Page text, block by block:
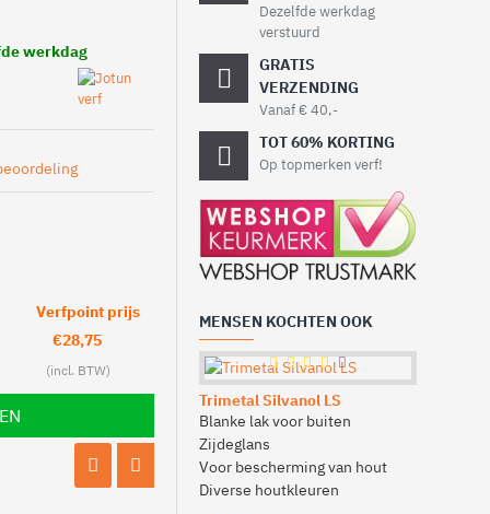
werkdag
Verfpoint prijs
€28,75
Dezelfde werkdag
verstuurd
GRATIS
VERZENDING
Vanaf € 40,-
TOT 60% KORTING
Op topmerken verf!
MENSEN KOCHTEN OOK
Trimetal Silvanol LS
Blanke lak voor buiten
Zijdeglans
Voor bescherming van hout
Diverse houtkleuren